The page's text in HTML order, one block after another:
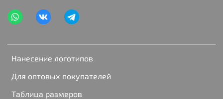
Нанесение логотипов
Для оптовых покупателей
Таблица размеров